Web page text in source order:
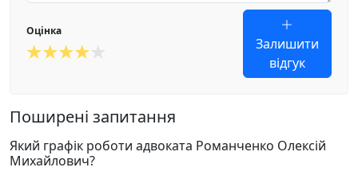
Оцінка
Залишити
відгук
Поширені запитання
Який графік роботи адвоката Романченко Олексій
Михайлович?